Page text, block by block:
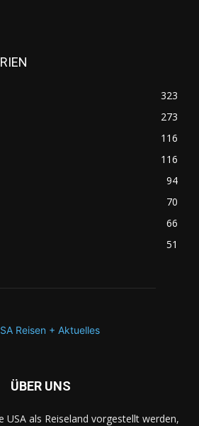
323
273
116
116
94
70
66
51
ÜBER UNS
USA als Reiseland vorgestellt werden,